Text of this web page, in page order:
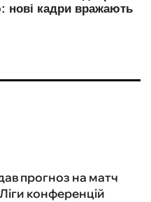
прогноз на матч
конференцій